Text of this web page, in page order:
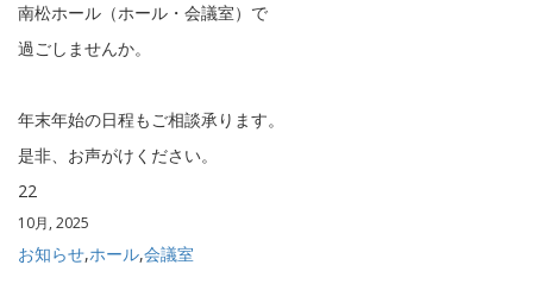
南松ホール（ホール・会議室）で
過ごしませんか。
年末年始の日程もご相談承ります。
是非、お声がけください。
22
10月, 2025
お知らせ,ホール,会議室